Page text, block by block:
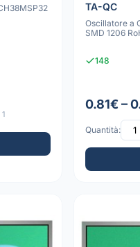
TA-QC
Oscillatore a
SMD 1206
148
0.81€ –
Quantità: